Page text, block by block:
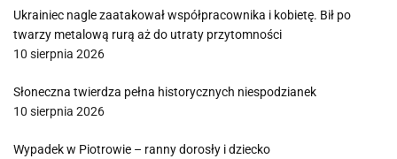
Ukrainiec nagle zaatakował współpracownika i kobietę. Bił po
twarzy metalową rurą aż do utraty przytomności
10 sierpnia 2026
Słoneczna twierdza pełna historycznych niespodzianek
10 sierpnia 2026
Wypadek w Piotrowie – ranny dorosły i dziecko